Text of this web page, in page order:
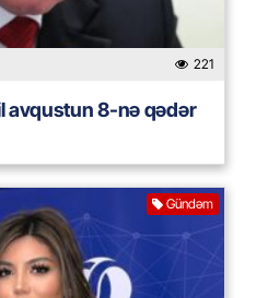
221
avqustun 8-nə qədər
Gündəm